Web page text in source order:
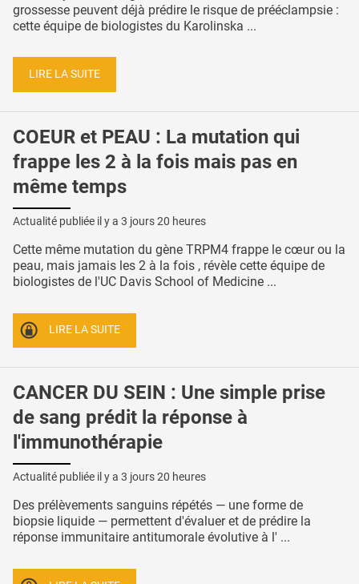
grossesse peuvent déjà prédire le risque de prééclampsie :
cette équipe de biologistes du Karolinska ...
LIRE LA SUITE
COEUR et PEAU : La mutation qui
frappe les 2 à la fois mais pas en
même temps
Actualité publiée il y a 3 jours 20 heures
Cette même mutation du gène TRPM4 frappe le cœur ou la
peau, mais jamais les 2 à la fois , révèle cette équipe de
biologistes de l'UC Davis School of Medicine ...
LIRE LA SUITE
CANCER DU SEIN : Une simple prise
de sang prédit la réponse à
l'immunothérapie
Actualité publiée il y a 3 jours 20 heures
Des prélèvements sanguins répétés — une forme de
biopsie liquide — permettent d'évaluer et de prédire la
réponse immunitaire antitumorale évolutive à l' ...